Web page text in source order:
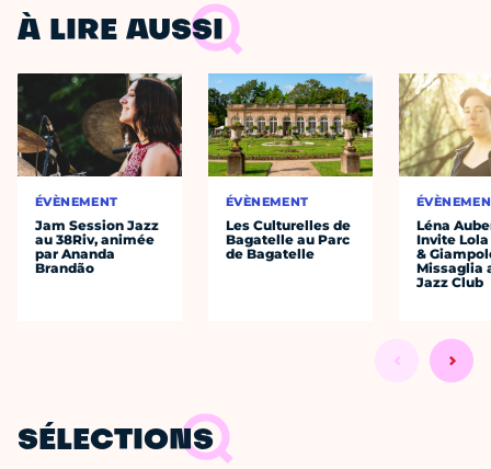
À LIRE AUSSI
ÉVÈNEMENT
Jam Session Jazz
au 38Riv, animée
par Ananda
Brandão
ÉVÈNEMENT
Les Culturelles de
Bagatelle au Parc
de Bagatelle
Léna
Invite Lola
&
Missaglia
Jazz Club
SÉLECTIONS